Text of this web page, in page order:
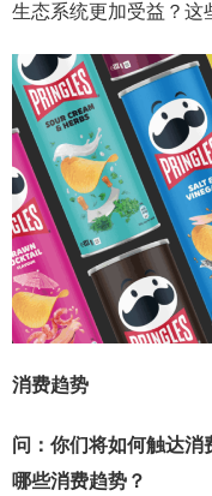
生态系统更加受益？这
消费趋势
问：你们将如何触达
哪些消费趋势？